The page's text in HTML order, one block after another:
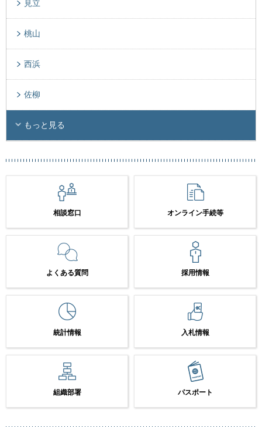
見立
桃山
西浜
佐柳
もっと見る
相談窓口 オンライン手続等
よくある質問 採用情報
統計情報 入札情報
組織部署 パスポート